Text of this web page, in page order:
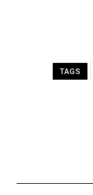
TAGS